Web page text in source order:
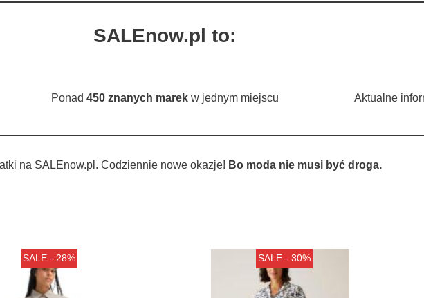
SALEnow.pl to:
Ponad 450 znanych marekw jednym miejscu Aktualne
na SALEnow.pl. Codziennie nowe okazje! Bo moda nie musi być droga.
SALE - 28% SALE - 30%